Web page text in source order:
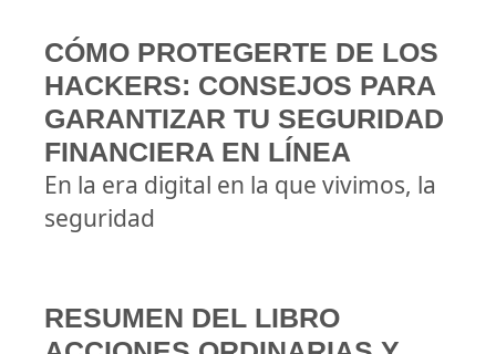
CÓMO PROTEGERTE DE LOS
HACKERS: CONSEJOS PARA
GARANTIZAR TU SEGURIDAD
FINANCIERA EN LÍNEA
En la era digital en la que vivimos, la
seguridad
RESUMEN DEL LIBRO